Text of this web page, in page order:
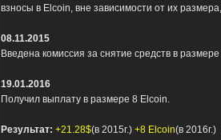
взносы в Elcoin, вне зависимости от их
08.11.2015
Введена комиссия за снятие средств в
19.01.2016
Получил выплату в размере 8 Elcoin.
Результат: +21.28$(в 2015г.) +8 Elcoin(в 2016г.)